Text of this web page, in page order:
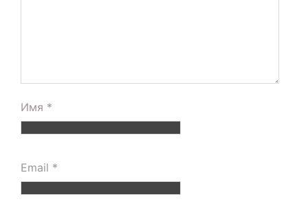
Имя *
Email *